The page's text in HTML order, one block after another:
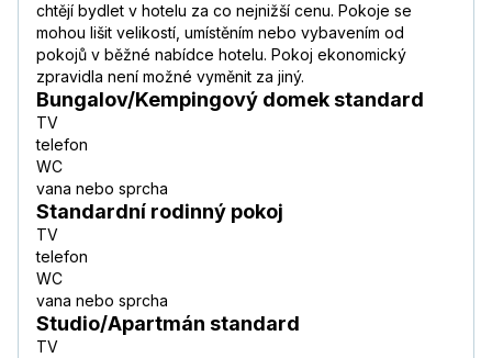
chtějí bydlet v hotelu za co nejnižší cenu. Pokoje se
mohou lišit velikostí, umístěním nebo vybavením od
pokojů v běžné nabídce hotelu. Pokoj ekonomický
zpravidla není možné vyměnit za jiný.
Bungalov/Kempingový domek standard
TV
telefon
WC
vana nebo sprcha
Standardní rodinný pokoj
TV
telefon
WC
vana nebo sprcha
Studio/Apartmán standard
TV